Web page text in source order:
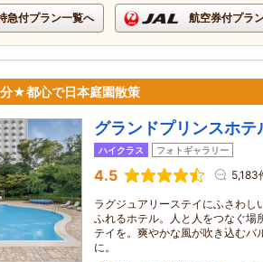
急付プラン一覧へ 航空券付プラ
★都心で日本庭園散策
グランドプリンスホテ
ハイクラス フォトギャラリー
4.5 5,183
ラグジュアリーステイにふさわし
ふれるホテル。人と人をつなぐ場
テイを。爽やかな風が吹き込むバ
に。